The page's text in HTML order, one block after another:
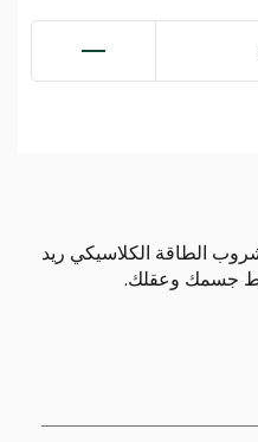
الطاقة الكلاسيكي ريد
جسمك وعقلك.